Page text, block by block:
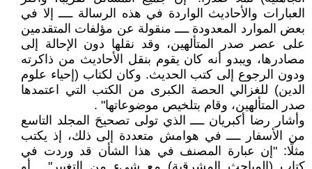
العبارات والأحاديث الواردة في هذه الرسالة ــــ إلا في
بعض الموارد المعدودة ــــ منقولة عن مؤلفات المتقدمين
على عصر صدر المتألهين، وقد نقلها دون الإحالة إلى
مصادرها، ويبدو أنه كان يقوم بنقل الأحاديث من ذاكرته
ودون الرجوع إلى كتب الحديث. وكان لكتاب (إحياء علوم
الدين) للغزالي الحصة الكبرى من الكتب التي اعتمدها
صدر المتألهين، وقام بتلخيص موضوعاتها" .
وأشار رضا أكبريان ــــ الذي تولى تصحيحَ المجلد التاسع
من الأسفار ــــ في هوامش متعددة إلى ذلك، إذ يكتب
مثلًا: "إن عبارة المصنف في هذا الشأن قد وردت في